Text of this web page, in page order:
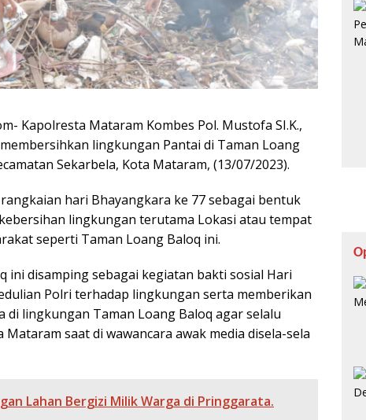
Kapolresta Mataram Kombes Pol. Mustofa SI.K.,
lingkungan Pantai di Taman Loang
Sekarbela, Kota Mataram, (13/07/2023).
hari Bhayangkara ke 77 sebagai bentuk
lingkungan terutama Lokasi atau tempat
seperti Taman Loang Baloq ini.
ini disamping sebagai kegiatan bakti sosial Hari
Polri terhadap lingkungan serta memberikan
di lingkungan Taman Loang Baloq agar selalu
saat di wawancara awak media disela-sela
Lahan Bergizi Milik Warga di Pringgarata.